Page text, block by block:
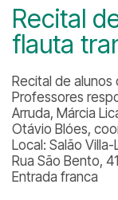
Recital
flauta
Recital de alunos
Professores
Arruda, Márcia
Otávio Blóes,
Local: Salão
Rua São Bento,
Entrada franca